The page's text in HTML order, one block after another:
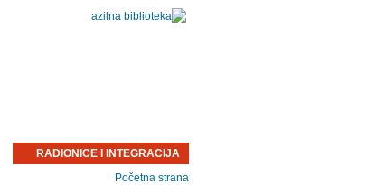
RADIONICE I INTEGRACIJA
Početna strana